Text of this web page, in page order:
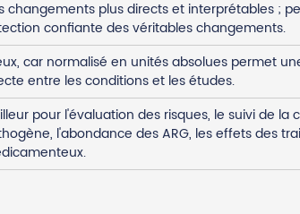
changements plus directs et interprétables ;
confiante des véritables changements.
car normalisé en unités absolues permet
entre les conditions et les études.
pour l'évaluation des risques, le suivi de la
l'abondance des ARG, les effets des